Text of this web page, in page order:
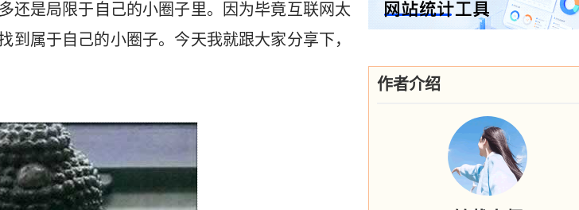
还是局限于自己的小圈子里。因为毕竟互联网太
属于自己的小圈子。今天我就跟大家分享下，
作者介绍